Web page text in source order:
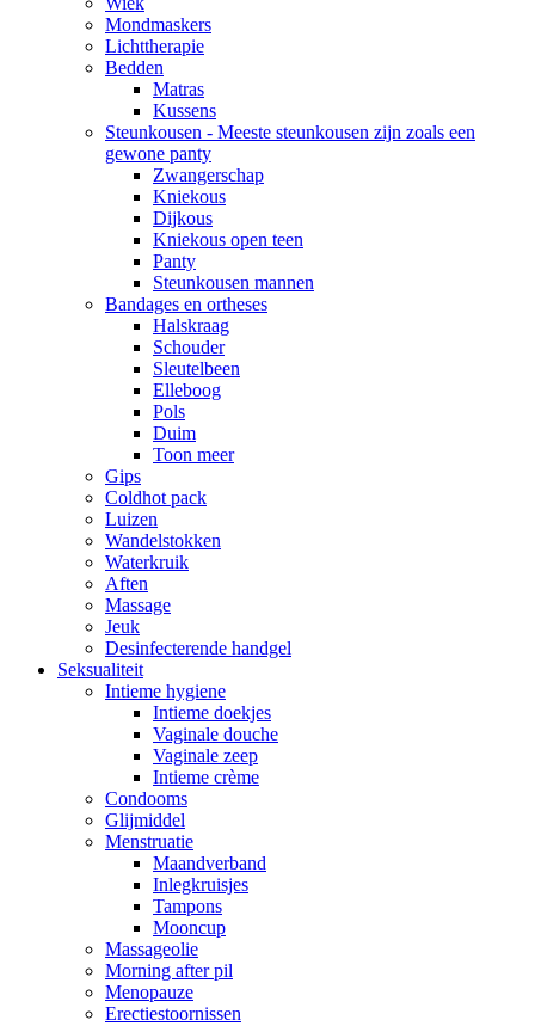
Mondmaskers
Lichttherapie
Bedden
Matras
Kussens
Steunkousen - Meeste steunkousen zijn zoals een
gewone panty
Zwangerschap
Kniekous
Dijkous
Kniekous open teen
Panty
Steunkousen mannen
Bandages en ortheses
Halskraag
Schouder
Sleutelbeen
Elleboog
Pols
Duim
Toon meer
Gips
Coldhot pack
Luizen
Wandelstokken
Waterkruik
Aften
Massage
Jeuk
Desinfecterende handgel
Seksualiteit
Intieme hygiene
Intieme doekjes
Vaginale douche
Vaginale zeep
Intieme crème
Condooms
Glijmiddel
Menstruatie
Maandverband
Inlegkruisjes
Tampons
Mooncup
Massageolie
Morning after pil
Menopauze
Erectiestoornissen